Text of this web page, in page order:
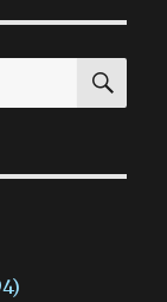
1930)